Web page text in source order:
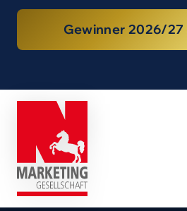
Gewinner 2026/27